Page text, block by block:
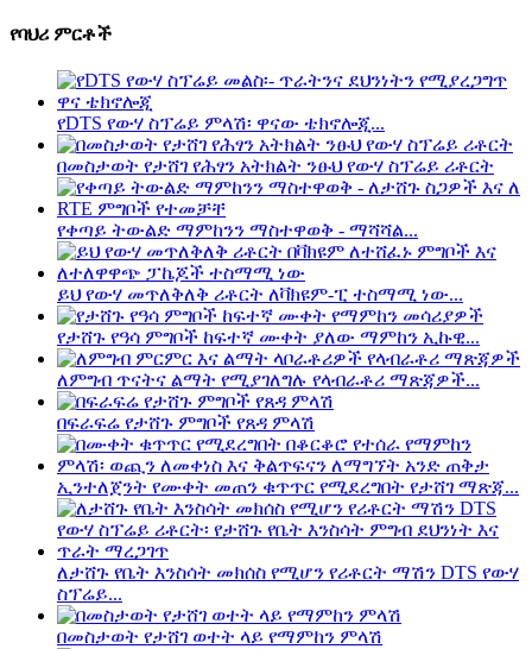
የባህሪ ምርቶች
የDTS የውሃ ስፕሬይ ምላሽ፡ ዋናው ቴክኖሎጂ...
በመስታወት የታሸገ የሕፃን አትክልት ንፁህ የውሃ ስፕሬይ ሪቶርት
የቀጣይ ትውልድ ማምከንን ማስተዋወቅ - ማሻሻል...
ይህ የውሃ መጥለቅለቅ ሪቶርት ለቫክዩም-ፒ ተስማሚ ነው...
የታሸጉ የዓሳ ምግቦች ከፍተኛ ሙቀት ያለው ማምከን ኢኩዊ...
ለምግብ ጥናትና ልማት የሚያገለግሉ የላብራቶሪ ማጽጃዎች...
በፍራፍሬ የታሸጉ ምግቦች የጸዳ ምላሽ
ኢንተለጀንት የሙቀት መጠን ቁጥጥር የሚደረግበት የታሸገ ማጽጃ...
ለታሸጉ የቤት እንስሳት መክሰስ የሚሆን የሪቶርት ማሽን DTS የውሃ
ስፕሬይ...
በመስታወት የታሸገ ወተት ላይ የማምከን ምላሽ